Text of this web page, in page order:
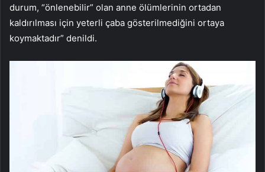
durum, “önlenebilir” olan anne ölümlerinin ortadan
kaldırılması için yeterli çaba gösterilmediğini ortaya
koymaktadır” denildi.